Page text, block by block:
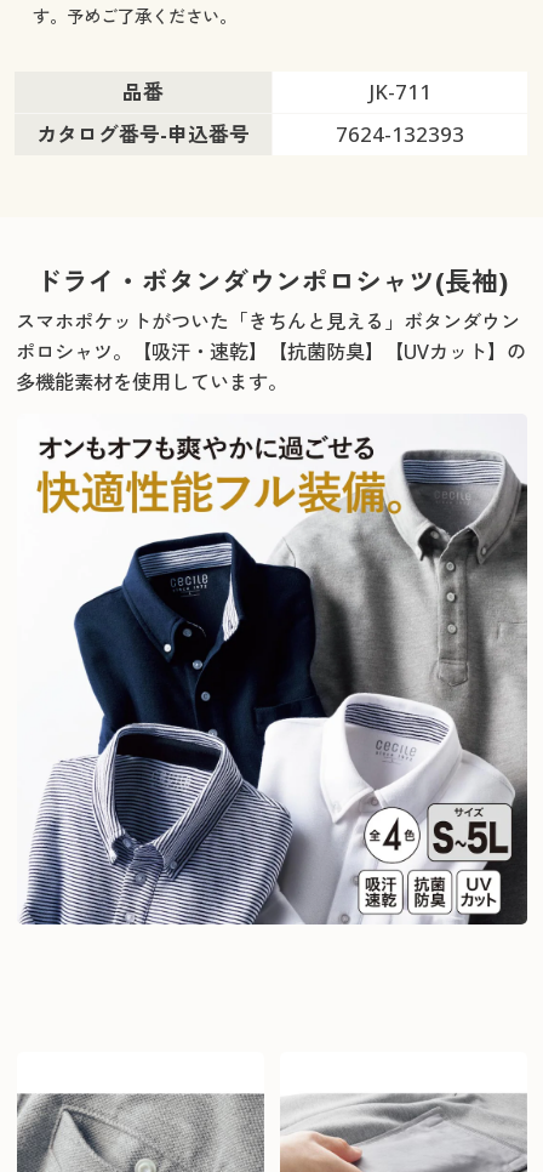
す。予めご了承ください。
品番
JK-711
カタログ番号-申込番号
7624-132393
ドライ・ボタンダウンポロシャツ(長袖)
スマホポケットがついた「きちんと見える」ボタンダウン
ポロシャツ。
【吸汗・速乾】【抗菌防臭】【UVカット】の
多機能素材を使用しています。